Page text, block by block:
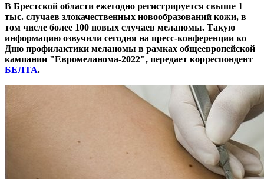
В Брестской области ежегодно регистрируется свыше 1
тыс. случаев злокачественных новообразований кожи, в
том числе более 100 новых случаев меланомы. Такую
информацию озвучили сегодня на пресс-конференции ко
Дню профилактики меланомы в рамках общеевропейской
кампании "Евромеланома-2022", передает корреспондент
БЕЛТА.